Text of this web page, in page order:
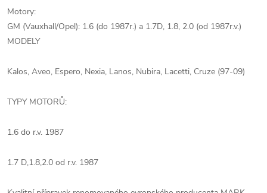
Motory:
GM (Vauxhall/Opel): 1.6 (do 1987r.) a 1.7D, 1.8, 2.0 (od 1987r.v.)
MODELY
Kalos, Aveo, Espero, Nexia, Lanos, Nubira, Lacetti, Cruze (97-09)
TYPY MOTORŮ:
1.6 do r.v. 1987
1.7 D,1.8,2.0 od r.v. 1987